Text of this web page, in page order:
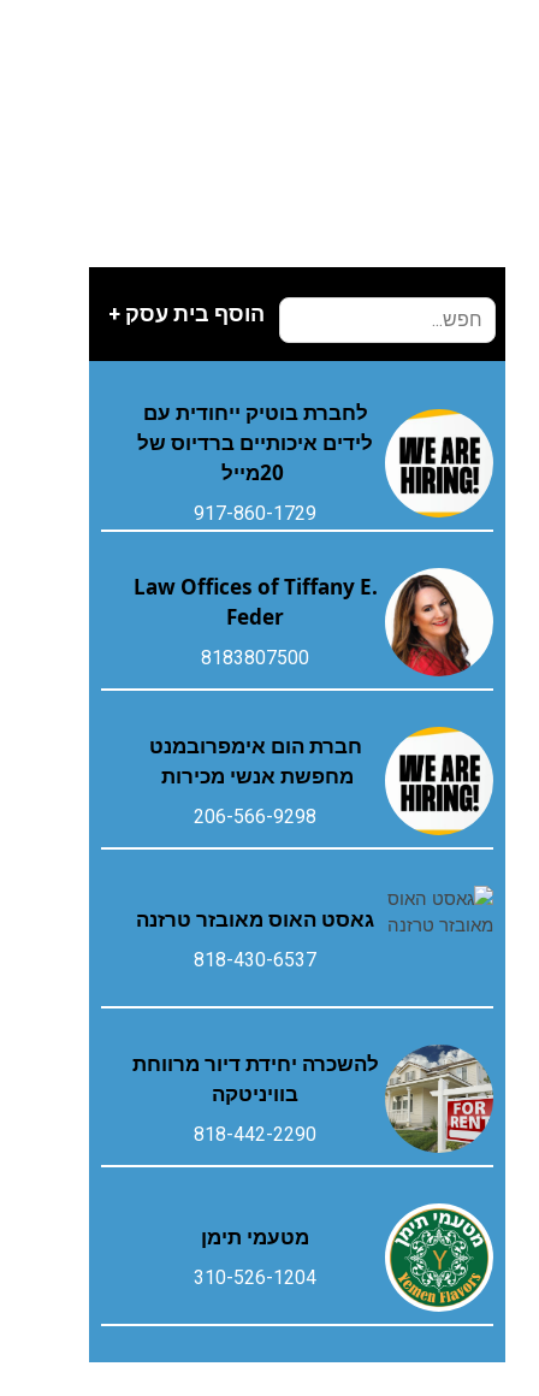
הוסף בית עסק +
‬20‭ ‬מייל
917-860-1729
Law Offices of Tiffany E.
Feder
8183807500
חברת הום אימפרובמנט
מחפשת אנשי מכירות
206-566-9298
גאסט‭ ‬האוס‭ ‬מאובזר‭ ‬טרזנה
818-430-6537
להשכרה יחידת דיור מרווחת
בוויניטקה
818-442-2290
מטעמי תימן
310-526-1204